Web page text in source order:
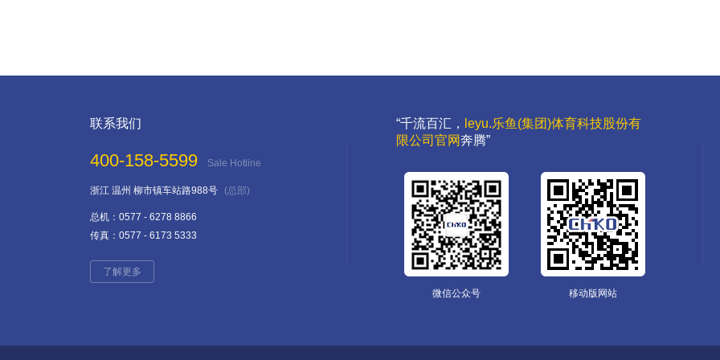
联系我们
400-158-5599 Sale Hotline
浙江 温州 柳市镇车站路988号 (总部)
总机：0577 - 6278 8866
传真：0577 - 6173 5333
了解更多
“千流百汇，
leyu.乐鱼(集团)体育科技股份有
限公司官网奔腾”
微信公众号 移动版网站